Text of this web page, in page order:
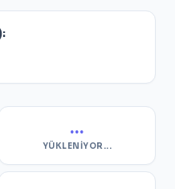
...
YÜKLENIYOR...